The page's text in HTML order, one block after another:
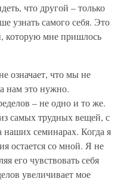
что другой – только
узнать самого себя. Это
которую мне пришлось
означает, что мы не
нам это нужно.
– не одно и то же.
самых трудных вещей, с
семинарах. Когда я
остается со мной. Я не
его чувствовать себя
увеличивает мое